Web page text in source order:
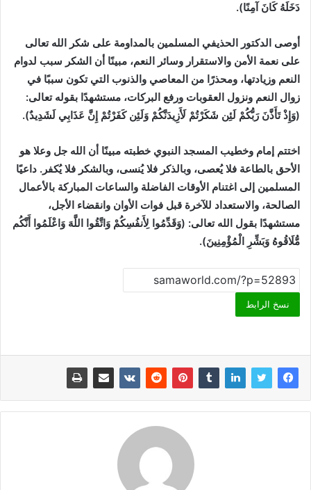
دَخَلَهُ كَانَ آمِنًا).
أوصى الدكتور الحذيفي المسلمين بالمداومة على شكر الله تعالى
على نعمة الأمن والاستقرار وسائر النعم، مبينًا أن الشكر سبب لدوام
النعم وزيادتها، ومحذرًا من المعاصي والذنوب التي تكون سببًا في
زوال النعم ونزول العقوبات ورفع البركات، مستشهدًا بقوله تعالى:
(وَإِذْ تَأَذَّنَ رَبُّكُمْ لَئِن شَكَرْتُمْ لَأَزِيدَنَّكُمْ وَلَئِن كَفَرْتُمْ إِنَّ عَذَابِي لَشَدِيدٌ).
اختتم إمام وخطيب المسجد النبوي خطبته مبينًا أن الله جل وعلا هو
الأحق بالطاعة فلا يُعصى، وبالذكر فلا يُنسى، وبالشكر فلا يُكفر. داعيًا
المسلمين إلى اغتنام الأوقات الفاضلة والساعات المباركة بالأعمال
الصالحة، والاستعداد للآخرة قبل فوات الأوان وانقضاء الأجل،
مستشهدًا بقول الله تعالى: (وَقَدِّمُوا لِأَنفُسِكُمْ وَاتَّقُوا اللَّهَ وَاعْلَمُوا أَنَّكُم
مُّلَاقُوهُ وَبَشِّرِ الْمُؤْمِنِينَ).
نسخ الرابط